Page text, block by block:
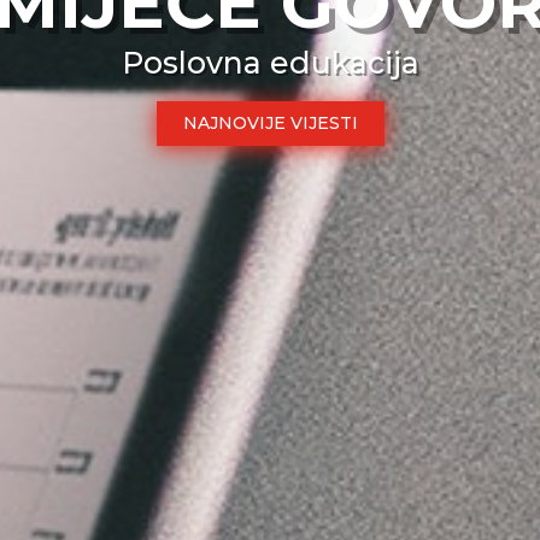
Poslovna edukacija
NAJNOVIJE VIJESTI